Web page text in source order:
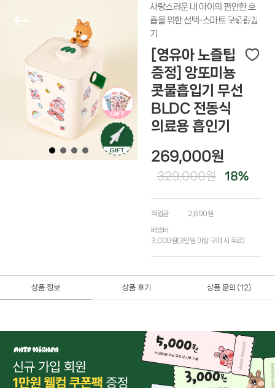
사랑스러운 내 아이의 편안한 호
흡을 위한 선택-스마트 콧물흡입
기
[영유아 노즐팁
증정] 앙또미뇽
콧물흡입기 무선
BLDC 전동식
의료용 흡인기
269,000원
329,000원 18%
적립금 2,690원
배송비
3,000원(3만원 이상 구매 시 무료)
상품 정보 상품 후기 상품 문의 (12)